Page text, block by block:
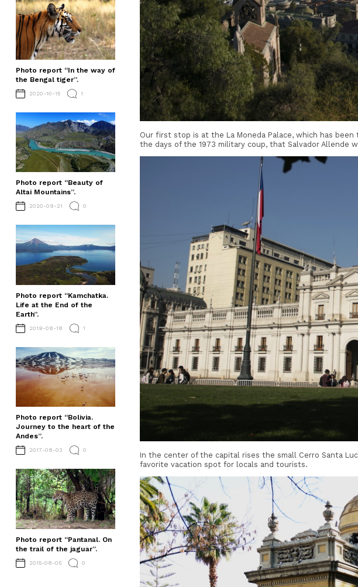
Photo report “In the way of
the Bengal tiger”.
2020-10-15 1
Photo report “Beauty of
Altai Mountains”.
2020-09-21 0
Photo report “Kamchatka.
Life at the End of the
Earth”.
2019-08-18 1
Photo report “Bolivia.
Journey to the heart of the
Andes”.
2017-08-03 0
Photo report “Pantanal. On
the trail of the jaguar”.
2015-08-05 0
Our first stop is at the La Moneda Palace, which has
the days of the 1973 military coup, that Salvador Allende
In the center of the capital rises the small Cerro Santa
favorite vacation spot for locals and tourists.